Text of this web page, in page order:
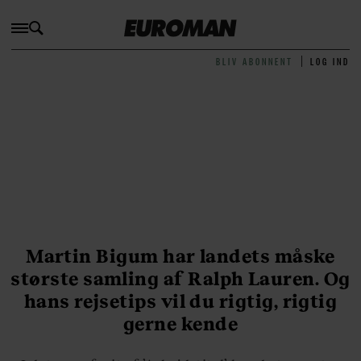
BLIV ABONNENT LOG IND
Martin Bigum har landets måske
største samling af Ralph Lauren. Og
hans rejsetips vil du rigtig, rigtig
gerne kende